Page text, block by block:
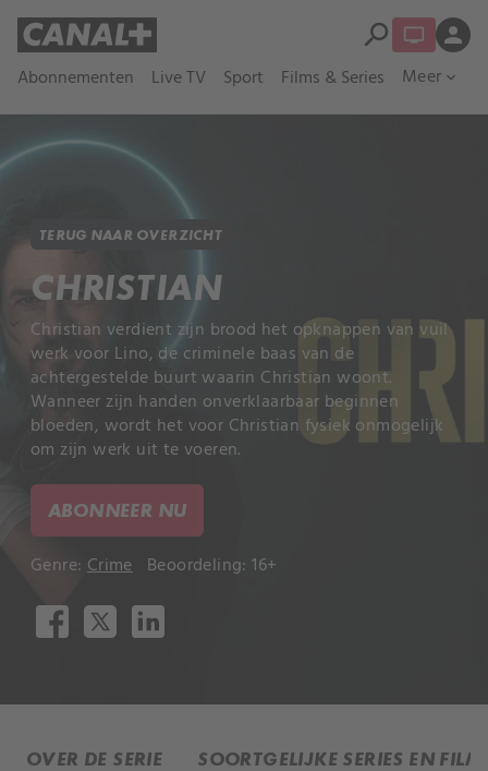
Abonnementen Live TV Sport Films & Series Meer expand_more
search person
TERUG NAAR OVERZICHT
CHRISTIAN
Christian verdient zijn brood het opknappen van vuil
werk voor Lino, de criminele baas van de
achtergestelde buurt waarin Christian woont.
Wanneer zijn handen onverklaarbaar beginnen
bloeden, wordt het voor Christian fysiek onmogelijk
om zijn werk uit te voeren.
ABONNEER NU
Genre: Crime Beoordeling: 16+
OVER DE SERIE SOORTGELIJKE SERIES EN